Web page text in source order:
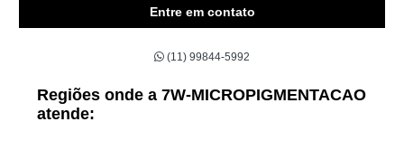
Entre em contato
(11) 99844-5992
Regiões onde a 7W-MICROPIGMENTACAO
atende: